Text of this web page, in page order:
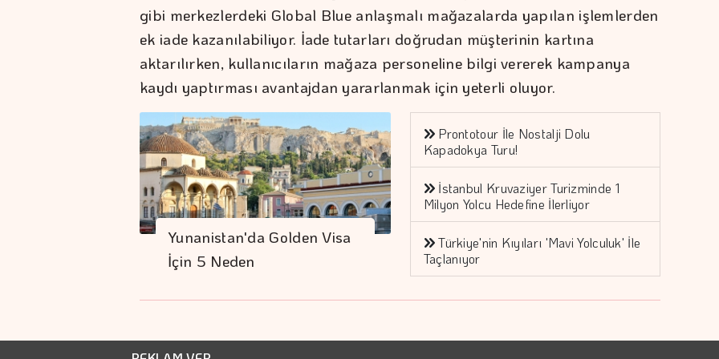
gibi merkezlerdeki Global Blue anlaşmalı mağazalarda yapılan işlemlerden
ek iade kazanılabiliyor. İade tutarları doğrudan müşterinin kartına
aktarılırken, kullanıcıların mağaza personeline bilgi vererek kampanya
kaydı yaptırması avantajdan yararlanmak için yeterli oluyor.
Yunanistan'da Golden Visa
İçin 5 Neden
Prontotour İle Nostalji Dolu
Kapadokya Turu!
İstanbul Kruvaziyer Turizminde 1
Milyon Yolcu Hedefine İlerliyor
Türkiye'nin Kıyıları 'Mavi Yolculuk' İle
Taçlanıyor